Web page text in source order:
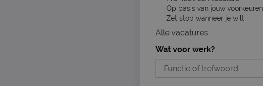
Op basis van jouw voorkeuren
Zet stop wanneer je wilt
Alle vacatures
Wat voor werk?